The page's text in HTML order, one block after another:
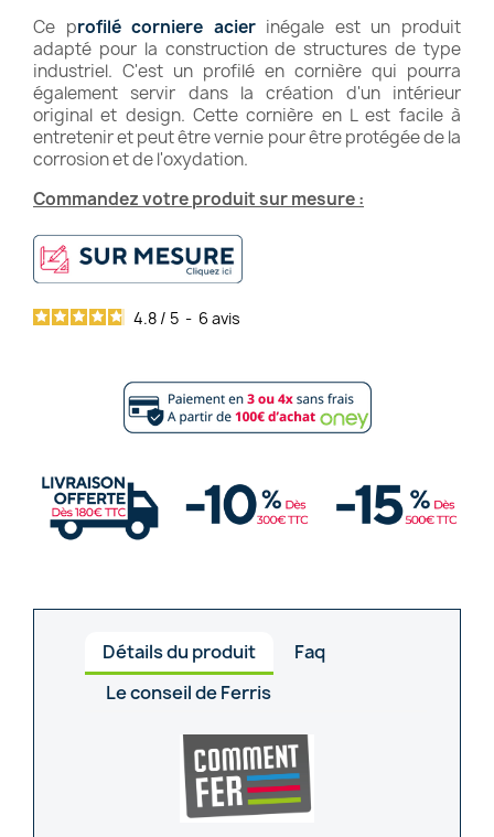
Ce profilé corniere acierinégale est un produit
adapté pour la construction de structures de type
industriel. C'est un profilé en cornière qui pourra
également servir dans la création d'un intérieur
original et design. Cette cornière en L est facile à
entretenir et peut être vernie pour être protégée de la
corrosion et de l'oxydation.
Commandez votre produit sur mesure :
4.8 / 5 - 6 avis
Détails du produit
Faq
Le conseil de Ferris